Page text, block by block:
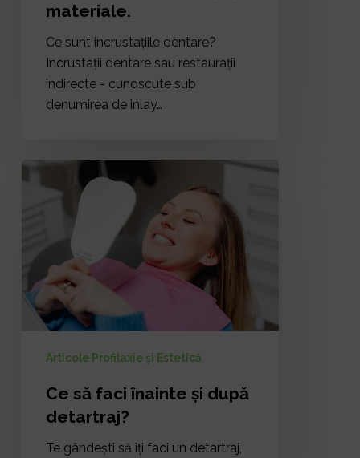
materiale.
Ce sunt incrustațiile dentare?
Incrustații dentare sau restaurații
indirecte - cunoscute sub
denumirea de inlay…
Ce
după
detartraj?
Articole Profilaxie și Estetică
Ce să faci înainte și după
detartraj?
Te gândești să îți faci un detartraj,